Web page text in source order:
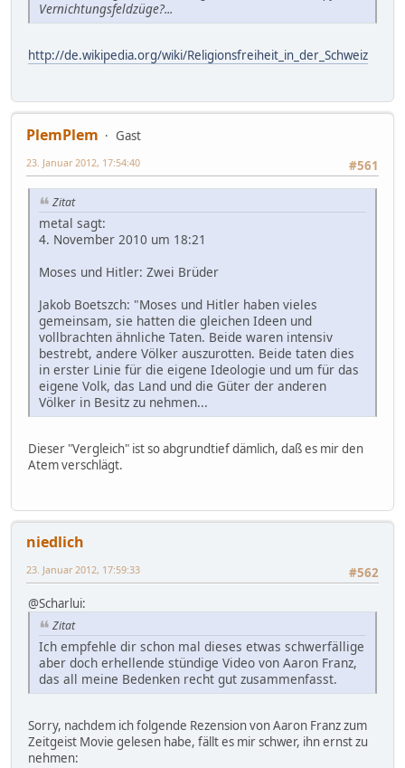
Vernichtungsfeldzüge?...
http://de.wikipedia.org/wiki/Religionsfreiheit_in_der_Schweiz
PlemPlem
Gast
#561
23. Januar 2012, 17:54:40
Zitat
metal sagt:
4. November 2010 um 18:21
Moses und Hitler: Zwei Brüder
Jakob Boetszch: "Moses und Hitler haben vieles
gemeinsam, sie hatten die gleichen Ideen und
vollbrachten ähnliche Taten. Beide waren intensiv
bestrebt, andere Völker auszurotten. Beide taten dies
in erster Linie für die eigene Ideologie und um für das
eigene Volk, das Land und die Güter der anderen
Völker in Besitz zu nehmen...
Dieser "Vergleich" ist so abgrundtief dämlich, daß es mir den
Atem verschlägt.
niedlich
#562
23. Januar 2012, 17:59:33
@Scharlui:
Zitat
Ich empfehle dir schon mal dieses etwas schwerfällige
aber doch erhellende stündige Video von Aaron Franz,
das all meine Bedenken recht gut zusammenfasst.
Sorry, nachdem ich folgende Rezension von Aaron Franz zum
Zeitgeist Movie gelesen habe, fällt es mir schwer, ihn ernst zu
nehmen: